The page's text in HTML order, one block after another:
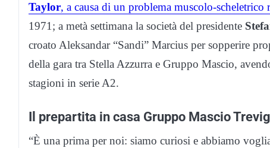
Taylor, a causa di un problema muscolo-
1971; a metà settimana la società del presidente
croato Aleksandar “Sandi” Marcius per sopperire
della gara tra Stella Azzurra e Gruppo Mascio,
stagioni in serie A2.
Il prepartita in casa Gruppo Mascio
“È una prima per noi: siamo curiosi e abbiamo